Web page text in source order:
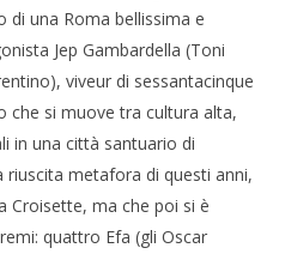
una Roma bellissima e
Jep Gambardella (Toni
viveur di sessantacinque
che si muove tra cultura alta,
in una città santuario di
riuscita metafora di questi anni,
Croisette, ma che poi si è
quattro Efa (gli Oscar